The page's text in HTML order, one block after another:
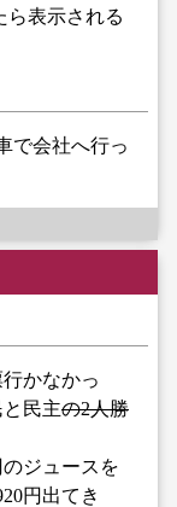
ら表示される
で会社へ行っ
かなかっ
民主の2人勝
ジュースを
円出てき